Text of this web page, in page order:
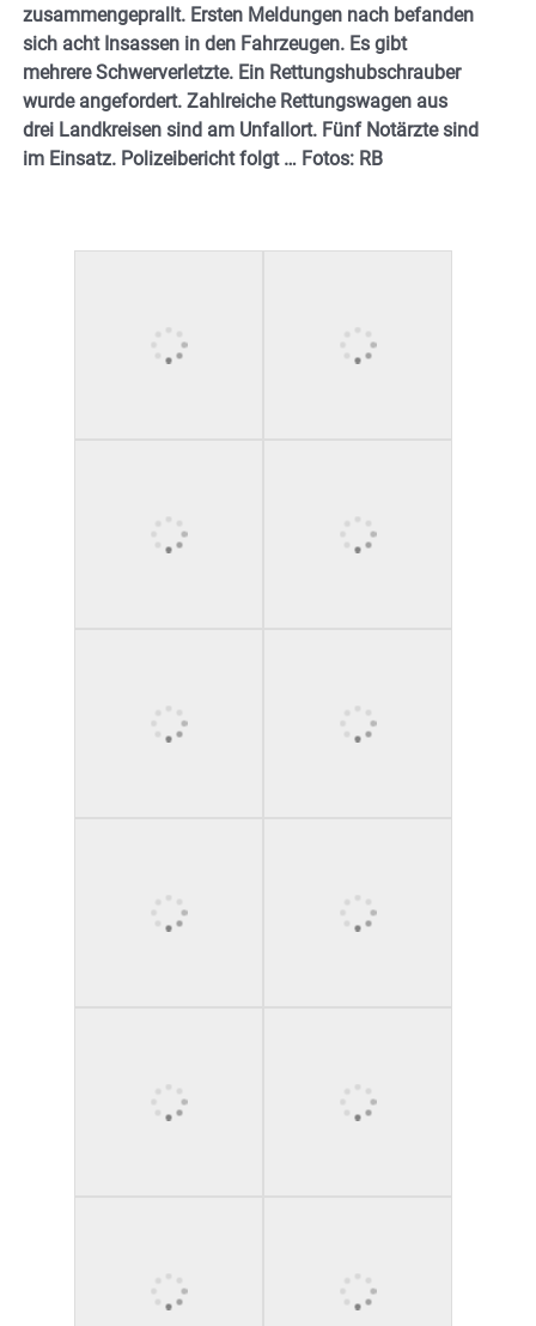
zusammengeprallt. Ersten Meldungen nach befanden
sich acht Insassen in den Fahrzeugen. Es gibt
mehrere Schwerverletzte. Ein Rettungshubschrauber
wurde angefordert. Zahlreiche Rettungswagen aus
drei Landkreisen sind am Unfallort. Fünf Notärzte sind
im Einsatz. Polizeibericht folgt … Fotos: RB